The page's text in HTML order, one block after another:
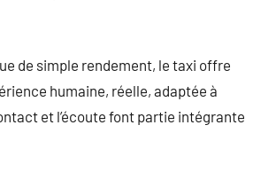
de simple rendement, le taxi offre
humaine, réelle, adaptée à
et l’écoute font partie intégrante